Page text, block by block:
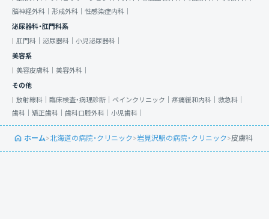
脳神経外科｜ 形成外科｜ 性感染症内科｜
泌尿器科・肛門科系
肛門科｜ 泌尿器科｜ 小児泌尿器科｜
美容系
美容皮膚科｜ 美容外科｜
その他
放射線科｜ 臨床検査・病理診断｜ ペインクリニック｜ 疼痛緩和内科｜ 救急科｜
歯科｜ 矯正歯科｜ 歯科口腔外科｜ 小児歯科｜
ホーム>北海道の病院・クリニック>岩見沢駅の病院・クリニック>皮膚科